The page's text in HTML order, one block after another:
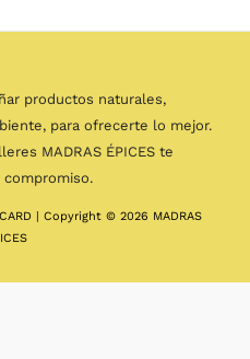
productos naturales,
para ofrecerte lo mejor.
MADRAS ÉPICES te
| Copyright © 2026 MADRAS